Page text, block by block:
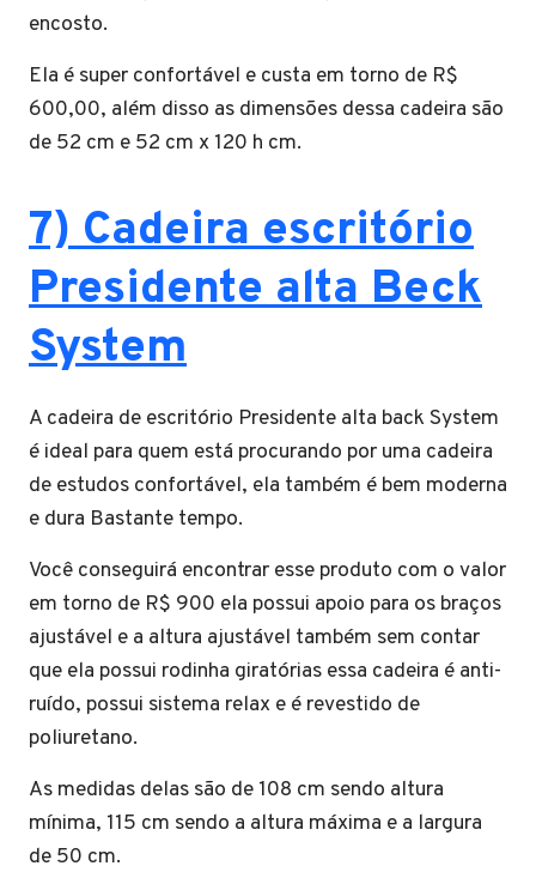
encosto.
Ela é super confortável e custa em torno de R$
600,00, além disso as dimensões dessa cadeira são
de 52 cm e 52 cm x 120 h cm.
7) Cadeira escritório
Presidente alta Beck
System
A cadeira de escritório Presidente alta back System
é ideal para quem está procurando por uma cadeira
de estudos confortável, ela também é bem moderna
e dura Bastante tempo.
Você conseguirá encontrar esse produto com o valor
em torno de R$ 900 ela possui apoio para os braços
ajustável e a altura ajustável também sem contar
que ela possui rodinha giratórias essa cadeira é anti-
ruído, possui sistema relax e é revestido de
poliuretano.
As medidas delas são de 108 cm sendo altura
mínima, 115 cm sendo a altura máxima e a largura
de 50 cm.